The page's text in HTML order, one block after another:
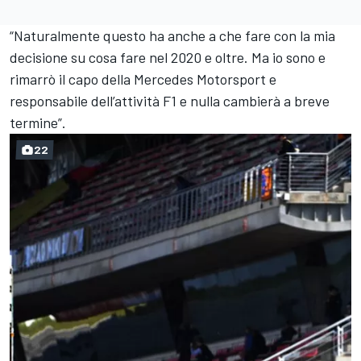
“Naturalmente questo ha anche a che fare con la mia
decisione su cosa fare nel 2020 e oltre. Ma io sono e
rimarrò il capo della Mercedes Motorsport e
responsabile dell’attività F1 e nulla cambierà a breve
termine”.
22